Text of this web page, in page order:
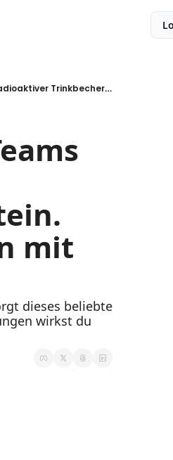
Escape-Room-Experiment: Wie Narzissten den Erfolg ganzer Teams zerstören. Ein radioaktiver Trinkbecher in Schleswig-Holstein. Und Forscher töten Krebszellen mit LED-Licht.
mit
dieses beliebte
wirkst du